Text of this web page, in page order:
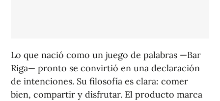
Lo que nació como un juego de palabras —Bar
Riga— pronto se convirtió en una declaración
de intenciones. Su filosofía es clara: comer
bien, compartir y disfrutar. El producto marca